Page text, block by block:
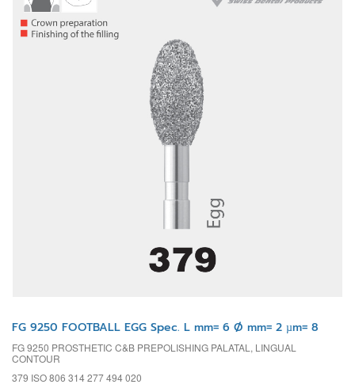
FG 9250 FOOTBALL EGG Spec. L mm= 6 Ø mm= 2 µm= 8
FG 9250 PROSTHETIC C&B PREPOLISHING PALATAL, LINGUAL
CONTOUR
379 ISO 806 314 277 494 020